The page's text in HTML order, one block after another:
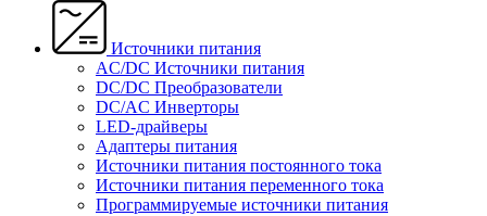
Источники питания
AC/DC Источники питания
DC/DC Преобразователи
DC/AC Инверторы
LED-драйверы
Адаптеры питания
Источники питания постоянного тока
Источники питания переменного тока
Программируемые источники питания